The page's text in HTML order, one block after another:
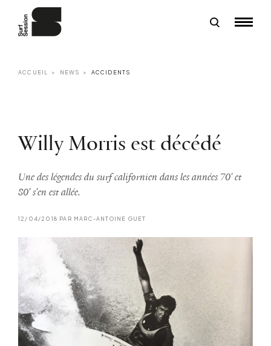
ACCUEIL NEWS ACCIDENTS
Willy Morris est décédé
Une des légendes du surf californien dans les années 70' et
80' s'en est allée.
12/04/2018 PAR MARC-ANTOINE GUET